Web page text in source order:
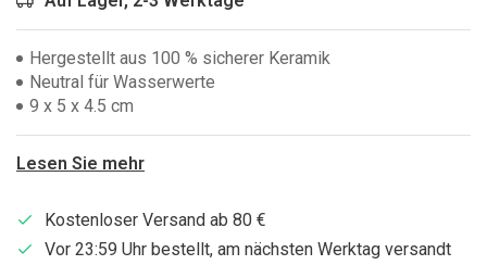
Hergestellt aus 100 % sicherer Keramik
Neutral für Wasserwerte
9 x 5 x 4.5 cm
Lesen Sie mehr
Kostenloser Versand ab 80 €
Vor 23:59 Uhr bestellt, am nächsten Werktag versandt